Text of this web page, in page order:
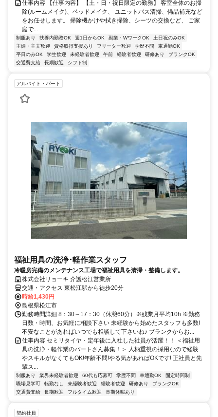
仕事内容 【仕事内容】 【土・日・祝日限定の勤務】 客室全体のお掃
除(ルームメイク)、ベッドメイク、 ユニットバス清掃、備品補充など
をお任せします。 掃除機かけや拭き掃除、シーツの交換など、 ご家
庭で...
制服あり 扶養内勤務OK 週1日からOK 副業・WワークOK
土日祝のみOK
主婦・主夫歓迎
資格取得支援あり フリーター歓迎 学歴不問
車通勤OK
平日のみOK
学生歓迎 未経験者歓迎 午前 経験者歓迎 研修あり
ブランクOK
交通費支給
長期歓迎 シフト制
アルバイト・パート
福祉用具の洗浄･軽作業スタッフ
冷暖房完備のメンテナンス工場で福祉用具を清掃・整備します。
株式会社リョーキ 介護松江営業所
交通・アクセス 東松江駅から徒歩20分
時給1,430円
島根県松江市
勤務時間詳細 8：30～17：30（休憩60分）※残業月平均10h ※勤務
日数・時間、お気軽に相談下さい 未経験から始めたスタッフも多数!
不安なことがあればいつでも相談して下さいね♪ ブランクからお...
仕事内容 セミリタイヤ・定年後に入社した社員が活躍！！ ＜福祉用
具の洗浄・軽作業のパートさん募集！＞ 人柄重視の採用なので経験
やスキルがなくてもOK!年齢不問!やる気があればOKです! 正社員と先
輩ス...
制服あり 業界未経験者歓迎 60代も応募可 学歴不問 車通勤OK
固定時間制
職場見学可
転勤なし 未経験者歓迎 経験者歓迎 研修あり
ブランクOK
交通費支給
長期歓迎 フルタイム歓迎 長期休暇あり
契約社員